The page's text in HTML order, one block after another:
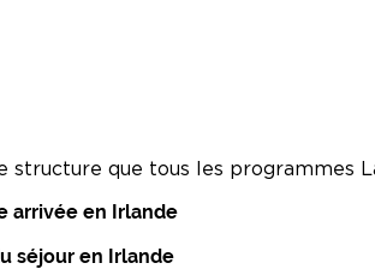
que tous les programmes
arrivée en Irlande
séjour en Irlande